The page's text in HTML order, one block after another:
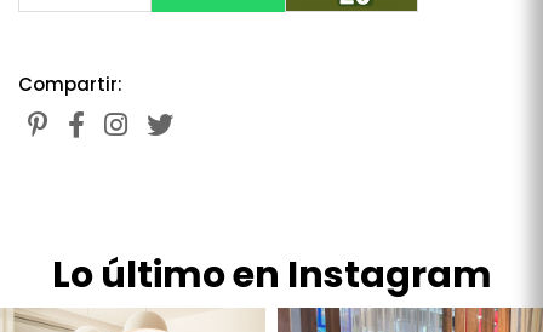
Compartir:
Lo último en Instagram